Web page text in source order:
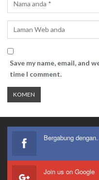
Save my name, email, and
time I comment.
Join us on Google